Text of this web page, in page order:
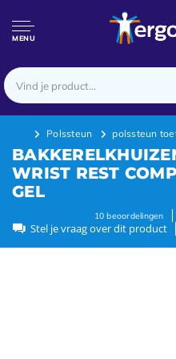
MENU
Polssteun polssteun
WRIST REST
GEL
10 beoordelingen
Stel je vraag over dit product